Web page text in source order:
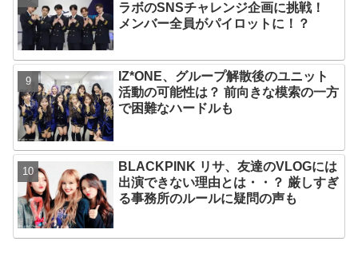
ラボのSNSチャレンジ企画に挑戦！
メンバー全員がパイロットに！？
IZ*ONE、グループ解散後のユニット
活動の可能性は？ 前向きな模索の一方
で困難なハードルも
BLACKPINK リサ、友達のVLOGには
出演できない理由とは・・？ 厳しすぎ
る事務所のルールに疑問の声も